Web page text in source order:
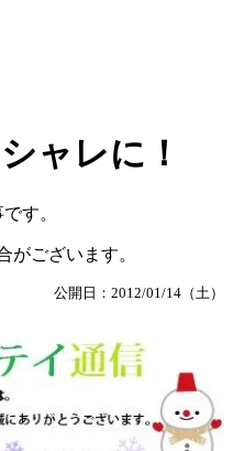
ャレに！
す。
がございます。
公開日：2012/01/14（土）